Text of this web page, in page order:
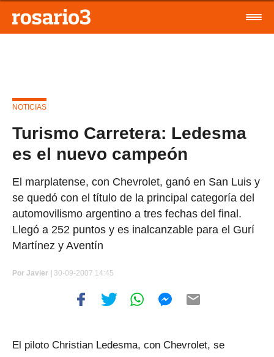
NOTICIAS
Turismo Carretera: Ledesma
es el nuevo campeón
El marplatense, con Chevrolet, ganó en San Luis y
se quedó con el título de la principal categoría del
automovilismo argentino a tres fechas del final.
Llegó a 252 puntos y es inalcanzable para el Gurí
Martínez y Aventín
Por Javier | 30-09-2007 14:45
El piloto Christian Ledesma, con Chevrolet, se